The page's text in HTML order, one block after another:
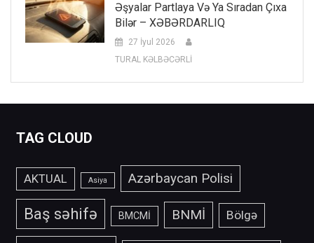
Əşyalar Partlaya Və Ya Sıradan Çıxa
Bilər – XƏBƏRDARLIQ
27 İyul 2026
TURAL KƏLBƏCƏRLİ
TAG CLOUD
AKTUAL Asiya Azərbaycan Polisi
Baş səhifə BMCMİ BNMİ Bölgə